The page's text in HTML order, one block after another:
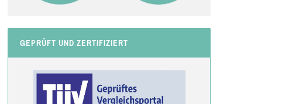
GEPRÜFT UND ZERTIFIZIERT